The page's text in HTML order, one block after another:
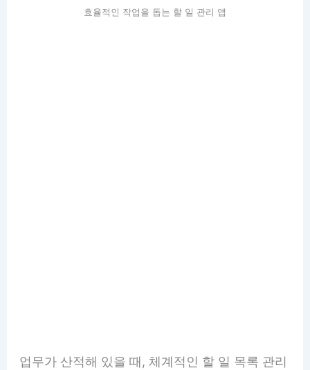
효율적인 작업을 돕는 할 일 관리 앱
업무가 산적해 있을 때, 체계적인 할 일 목록 관리